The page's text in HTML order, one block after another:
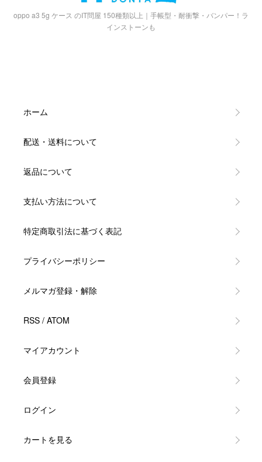
oppo a3 5g ケース のIT問屋 150種類以上｜手帳型・耐衝撃・バンパー！ラ
インストーンも
ホーム
配送・送料について
返品について
支払い方法について
特定商取引法に基づく表記
プライバシーポリシー
メルマガ登録・解除
RSS / ATOM
マイアカウント
会員登録
ログイン
カートを見る